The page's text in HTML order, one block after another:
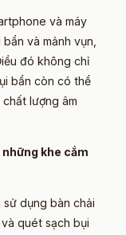
và máy
và mảnh vụn,
đó không chỉ
bẩn còn có thể
lượng âm
khe cắm
dụng bàn chải
quét sạch bụi